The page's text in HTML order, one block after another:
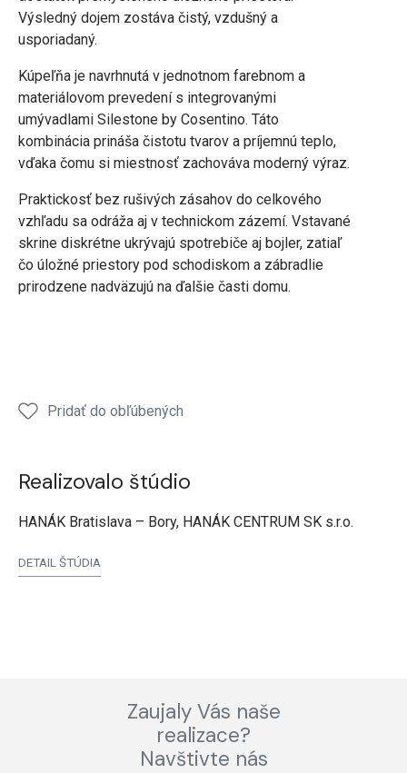
Výsledný dojem zostáva čistý, vzdušný a
usporiadaný.
Kúpeľňa je navrhnutá v jednotnom farebnom a
materiálovom prevedení s integrovanými
umývadlami Silestone by Cosentino. Táto
kombinácia prináša čistotu tvarov a príjemnú teplo,
vďaka čomu si miestnosť zachováva moderný výraz.
Praktickosť bez rušivých zásahov do celkového
vzhľadu sa odráža aj v technickom zázemí. Vstavané
skrine diskrétne ukrývajú spotrebiče aj bojler, zatiaľ
čo úložné priestory pod schodiskom a zábradlie
prirodzene nadväzujú na ďalšie časti domu.
Pridať do obľúbených
Realizovalo štúdio
HANÁK Bratislava – Bory, HANÁK CENTRUM SK s.r.o.
DETAIL ŠTÚDIA
Zaujaly Vás naše
realizace?
Navštivte nás